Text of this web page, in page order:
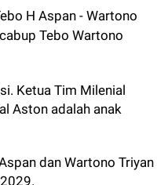
H Aspan - Wartono
Tebo Wartono
Ketua Tim Milenial
Aston adalah anak
dan Wartono Triyan